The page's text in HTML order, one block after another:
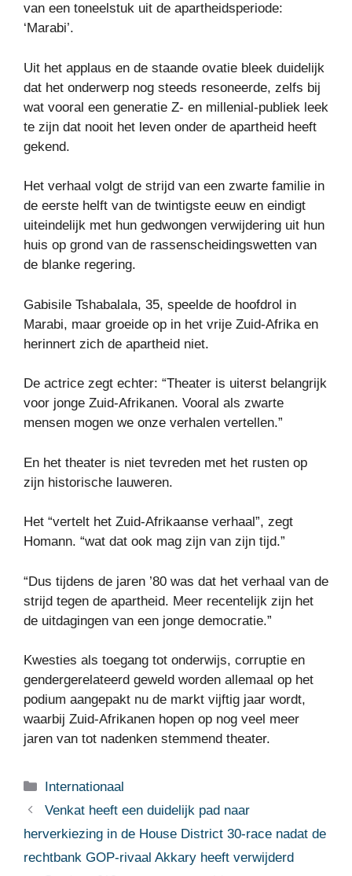
van een toneelstuk uit de apartheidsperiode:
‘Marabi’.
Uit het applaus en de staande ovatie bleek duidelijk
dat het onderwerp nog steeds resoneerde, zelfs bij
wat vooral een generatie Z- en millenial-publiek leek
te zijn dat nooit het leven onder de apartheid heeft
gekend.
Het verhaal volgt de strijd van een zwarte familie in
de eerste helft van de twintigste eeuw en eindigt
uiteindelijk met hun gedwongen verwijdering uit hun
huis op grond van de rassenscheidingswetten van
de blanke regering.
Gabisile Tshabalala, 35, speelde de hoofdrol in
Marabi, maar groeide op in het vrije Zuid-Afrika en
herinnert zich de apartheid niet.
De actrice zegt echter: “Theater is uiterst belangrijk
voor jonge Zuid-Afrikanen. Vooral als zwarte
mensen mogen we onze verhalen vertellen.”
En het theater is niet tevreden met het rusten op
zijn historische lauweren.
Het “vertelt het Zuid-Afrikaanse verhaal”, zegt
Homann. “wat dat ook mag zijn van zijn tijd.”
“Dus tijdens de jaren ’80 was dat het verhaal van de
strijd tegen de apartheid. Meer recentelijk zijn het
de uitdagingen van een jonge democratie.”
Kwesties als toegang tot onderwijs, corruptie en
gendergerelateerd geweld worden allemaal op het
podium aangepakt nu de markt vijftig jaar wordt,
waarbij Zuid-Afrikanen hopen op nog veel meer
jaren van tot nadenken stemmend theater.
Categorieën
Internationaal
Venkat heeft een duidelijk pad naar
herverkiezing in de House District 30-race nadat de
rechtbank GOP-rivaal Akkary heeft verwijderd